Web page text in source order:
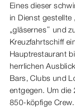
Eines dieser
in Dienst gestellte
„gläsernes“ und
Kreuzfahrtschiff
Hauptrestaurant
herrlichen
Bars, Clubs und
entgegen. Um die
850-köpfige